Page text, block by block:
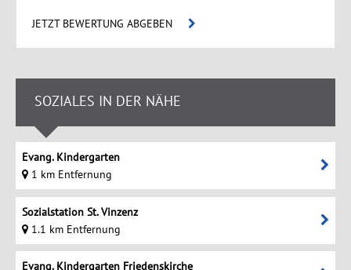
JETZT BEWERTUNG ABGEBEN
SOZIALES IN DER NÄHE
Evang. Kindergarten
1 km Entfernung
Sozialstation St. Vinzenz
1.1 km Entfernung
Evang. Kindergarten Friedenskirche